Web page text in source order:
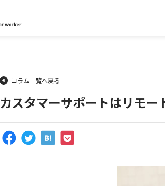
コラム一覧へ戻る
カスタマーサポートはリモ